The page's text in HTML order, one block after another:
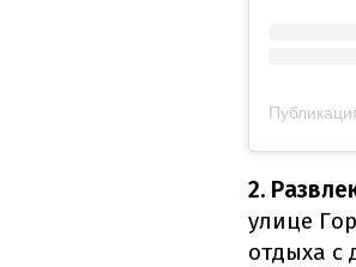
2.
улице
отдыха с